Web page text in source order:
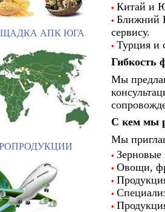
АПК ЮГА
• Китай и
• Ближний
сервису.
• Турция и
Гибкость
Мы
С кем мы
Мы
• Зерновые
• Овощи,
•
•
•